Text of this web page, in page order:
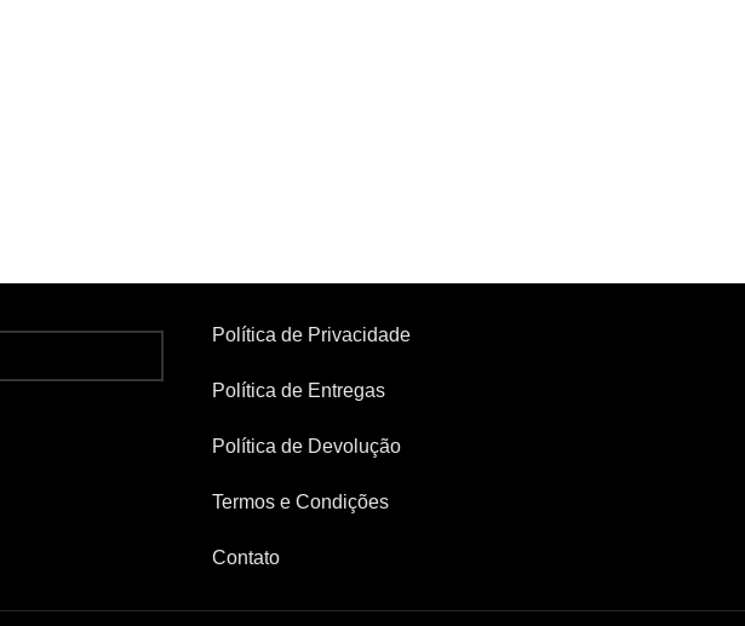
Política de Privacidade
Política de Entregas
Política de Devolução
Termos e Condições
Contato